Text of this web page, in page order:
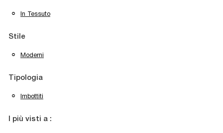
In Tessuto
Stile
Moderni
Tipologia
Imbottiti
I più visti a :